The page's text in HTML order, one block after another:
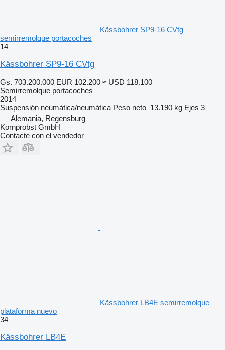
Kässbohrer SP9-16 CVtg
semirremolque portacoches
14
Kässbohrer SP9-16 CVtg
Gs. 703.200.000 EUR 102.200 ≈ USD 118.100
Semirremolque portacoches
2014
Suspensión neumática/neumática Peso neto 13.190 kg Ejes 3
Alemania, Regensburg
Kornprobst GmbH
Contacte con el vendedor
Kässbohrer LB4E semirremolque
plataforma nuevo
34
Kässbohrer LB4E